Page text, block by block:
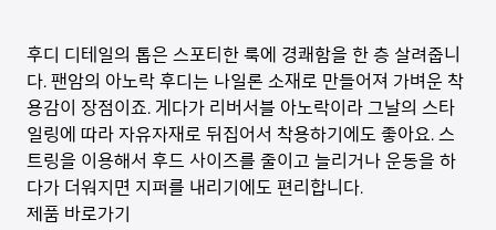
후디 디테일의 톱은 스포티한 룩에 경쾌함을 한 층 살려줍니
다. 팬암의 아노락 후디는 나일론 소재로 만들어져 가벼운 착
용감이 장점이죠. 게다가 리버서블 아노락이라 그날의 스타
일링에 따라 자유자재로 뒤집어서 착용하기에도 좋아요. 스
트링을 이용해서 후드 사이즈를 줄이고 늘리거나 운동을 하
다가 더워지면 지퍼를 내리기에도 편리합니다.
제품 바로가기